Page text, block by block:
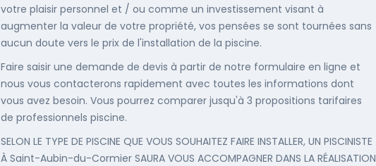
votre plaisir personnel et / ou comme un investissement visant à
augmenter la valeur de votre propriété, vos pensées se sont tournées sans
aucun doute vers le prix de l'installation de la piscine.
Faire saisir une demande de devis à partir de notre formulaire en ligne et
nous vous contacterons rapidement avec toutes les informations dont
vous avez besoin. Vous pourrez comparer jusqu'à 3 propositions tarifaires
de professionnels piscine.
SELON LE TYPE DE PISCINE QUE VOUS SOUHAITEZ FAIRE INSTALLER, UN PISCINISTE
À Saint-Aubin-du-Cormier SAURA VOUS ACCOMPAGNER DANS LA RÉALISATION